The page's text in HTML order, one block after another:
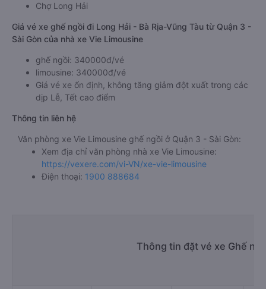
Chợ Long Hải
Giá vé xe ghế ngồi đi Long Hải - Bà Rịa-Vũng Tàu từ Quận 3 -
Sài Gòn của nhà xe Vie Limousine
ghế ngồi: 340000đ/vé
limousine: 340000đ/vé
Giá vé xe ổn định, không tăng giảm đột xuất trong các
dịp Lễ, Tết cao điểm
Thông tin liên hệ
Văn phòng xe Vie Limousine ghế ngồi ở Quận 3 - Sài Gòn:
Xem địa chỉ văn phòng nhà xe Vie Limousine:
https://vexere.com/vi-VN/xe-vie-limousine
Điện thoại: 1900 888684
Thông tin đặt vé xe Ghế